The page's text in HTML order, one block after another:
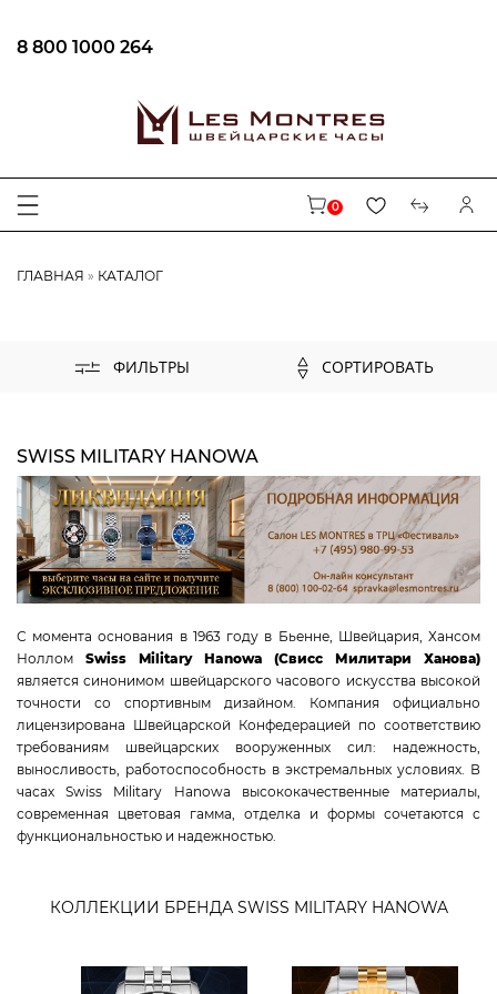
8 800 1000 264
0
ГЛАВНАЯ КАТАЛОГ
ФИЛЬТРЫ СОРТИРОВАТЬ
AUGUSTE REYMOND
MAURICE LACROIX
BALL
FREDERIQUE CONSTANT
WAINER
TISSOT
CANDINO
JACQUES LEMANS
TAG HEUER
CERTINA
RADO
SWISS MILITARY HANOWA
ROAMER
CLAUDE BERNARD
GC
MICHEL HERBELIN
SWISS MILITARY HANOWA
С момента основания в 1963 году в Бьенне, Швейцария, Хансом
Ноллом Swiss Military Hanowa (Свисс Милитари Ханова)
является синонимом швейцарского часового искусства высокой
точности со спортивным дизайном. Компания официально
лицензирована Швейцарской Конфедерацией по соответствию
требованиям швейцарских вооруженных сил: надежность,
выносливость, работоспособность в экстремальных условиях. В
часах Swiss Military Hanowa высококачественные материалы,
современная цветовая гамма, отделка и формы сочетаются с
функциональностью и надежностью.
КОЛЛЕКЦИИ БРЕНДА SWISS MILITARY HANOWA